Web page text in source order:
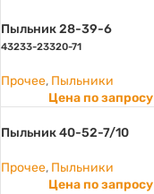
Пыльник 28-39-6
43233-23320-71
Прочее, Пыльники
Цена по запросу
Пыльник 40-52-7/10
Прочее, Пыльники
Цена по запросу